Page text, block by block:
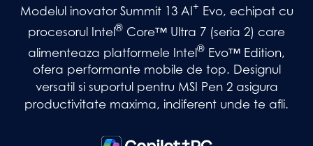
Modelul inovator Summit 13 AI + Evo, echipat cu
procesorul Intel® Core™ Ultra 7 (seria 2) care
alimenteaza platformele Intel® Evo™ Edition,
ofera performante mobile de top. Designul
versatil si suportul pentru MSI Pen 2 asigura
productivitate maxima, indiferent unde te afli.